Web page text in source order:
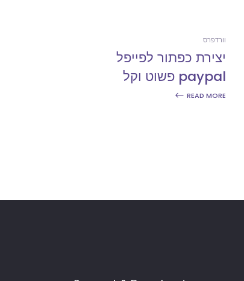
וורדפרס
יצירת כפתור לפייפל
paypal פשוט וקל
READ MORE